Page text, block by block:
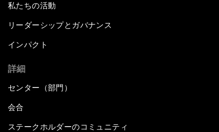
私たちの活動
リーダーシップとガバナンス
インパクト
詳細
センター（部門）
会合
ステークホルダーのコミュニティ